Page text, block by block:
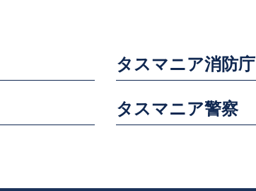
タスマニア消防庁
タスマニア警察